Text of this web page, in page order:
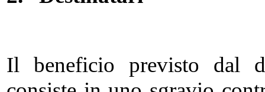
Il beneficio previsto dal